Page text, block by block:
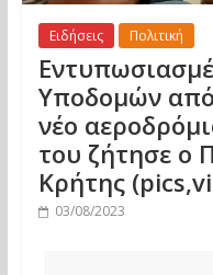
Ειδήσεις Πολιτική
Υποδομών από
νέο
του ζήτησε ο
Κρήτης
03/08/2023